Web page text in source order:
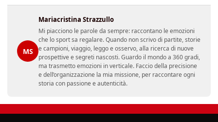
MS
Mariacristina Strazzullo
Mi piacciono le parole da sempre: raccontano le emozioni
che lo sport sa regalare. Quando non scrivo di partite, storie
e campioni, viaggio, leggo e osservo, alla ricerca di nuove
prospettive e segreti nascosti. Guardo il mondo a 360 gradi,
ma trasmetto emozioni in verticale. Faccio della precisione
e dell’organizzazione la mia missione, per raccontare ogni
storia con passione e autenticità.